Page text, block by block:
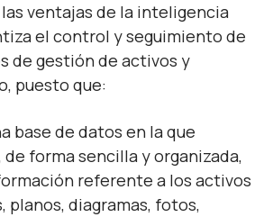
ventajas de la inteligencia
el control y seguimiento de
de gestión de activos y
puesto que:
base de datos en la que
de forma sencilla y organizada,
referente a los activos
planos, diagramas, fotos,